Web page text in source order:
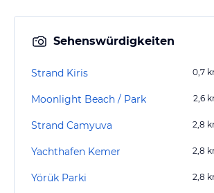
Sehenswürdigkeiten
Strand Kiris 0,7
Moonlight Beach / Park 2,6
Strand Camyuva 2,8
Yachthafen Kemer 2,8
Yörük Parki 2,8